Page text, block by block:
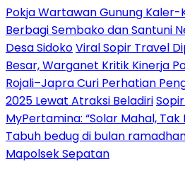
Pokja Wartawan Gunung Kaler-
Berbagi Sembako dan Santuni
Desa SidokoViral Sopir Travel
Besar, Warganet Kritik Kinerja
Rojali–Japra Curi Perhatian
2025 Lewat Atraksi Beladiri
MyPertamina: “Solar Mahal, Tak
Tabuh bedug di bulan
Mapolsek Sepatan